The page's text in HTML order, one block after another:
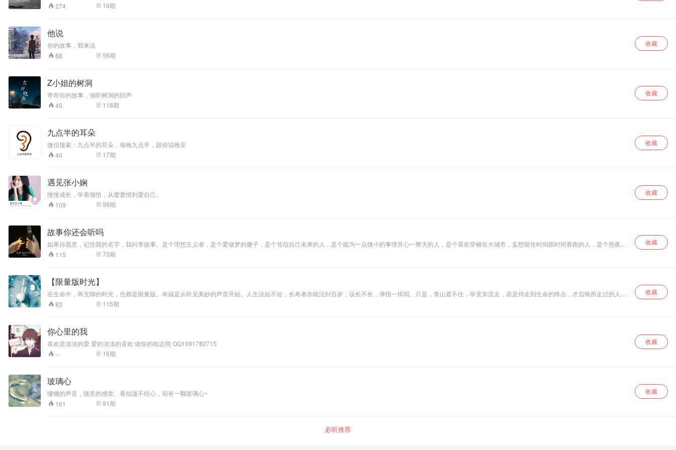
274
16期
他说
你的故事，我来说
88
56期
收藏
Z小姐的树洞
寄存你的故事，倾听树洞的回声
45
118期
收藏
九点半的耳朵
微信搜索：九点半的耳朵，每晚九点半，跟你说晚安
40
17期
收藏
遇见张小娴
慢慢成长，学着领悟，从爱爱情到爱自己。
109
99期
收藏
故事你还会听吗
如果你愿意，记住我的名字，我叫李故事。是个理想主义者，是个爱做梦的傻子，是个笃信自己未来的人，是个能为一点微小的事情开心一整天的人，是个喜欢穿梭在大城市，妄想留住时间跟时间赛跑的人，是个熬夜
控，是个妄想用不多的文字和温暖的声音照亮这个孤单宇宙的人。
115 73期
收藏
【限量版时光】
在生命中，再无聊的时光，也都是限量版。幸福是从听见美妙的声音开始。人生说短不短，长寿者亦能活到百岁；说长不长，弹指一挥间。只是，青山遮不住，毕竟东流去，若是待走到生命的终点，才后悔所走过的人
生，就为时已晚。与其到那时后悔不如今天多做一点，至少回首之时苦乐参半，眼泪与笑脸并存。少一分遗憾就多了一分回味。时间是单行道，过去了回不来；一路走来，请记得，你的时光是限量版
83 115期
收藏
你心里的我
喜欢是淡淡的爱 爱的淡淡的喜欢 做你的枕边熊 QQ1091782715
--
16期
收藏
玻璃心
慵懒的声音，随意的感觉。看似漫不经心，却有一颗玻璃心~
161
91期
收藏
必听推荐